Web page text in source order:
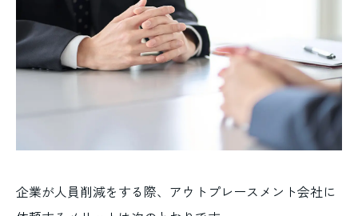
企業が人員削減をする際、アウトプレースメント会社に